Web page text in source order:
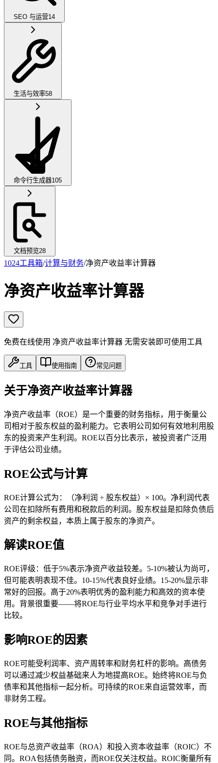
SEO 与运营14
生活与效率58
命令行生成器105
文档预览28
1024工具箱/计算与财务/净资产收益率计算器
净资产收益率计算器
免费在线使用 净资产收益率计算器 无需安装即可使用工具
工具 使用指南 常见问题
关于净资产收益率计算器
净资产收益率（ROE）是一个重要的财务指标，用于衡量公
司相对于股东权益的盈利能力。它表明公司如何有效地利用股
东的投资来产生利润。ROE以百分比表示，被投资者广泛用
于评估公司业绩。
ROE公式与计算
ROE计算公式为：（净利润 ÷ 股东权益）× 100。净利润代表
公司在扣除所有费用和税款后的利润。股东权益是扣除负债后
资产的剩余权益，本质上属于股东的净资产。
解读ROE值
ROE评级：低于5%表示净资产收益较差。5-10%被认为尚可，
但可能表明表现不佳。10-15%代表良好业绩。15-20%显示非
常好的回报。高于20%表明优秀的盈利能力和高效的资本使
用。背景很重要——将ROE与行业平均水平和竞争对手进行
比较。
影响ROE的因素
ROE可能受利润率、资产周转率和财务杠杆的影响。高债务
可以通过减少权益基础来人为地提高ROE。始终将ROE与负
债率和其他指标一起分析。可持续的ROE来自运营效率，而
非财务工程。
ROE与其他指标
ROE与总资产收益率（ROA）和投入资本收益率（ROIC）不
同。ROA包括债务融资，而ROE仅关注权益。ROIC衡量所有